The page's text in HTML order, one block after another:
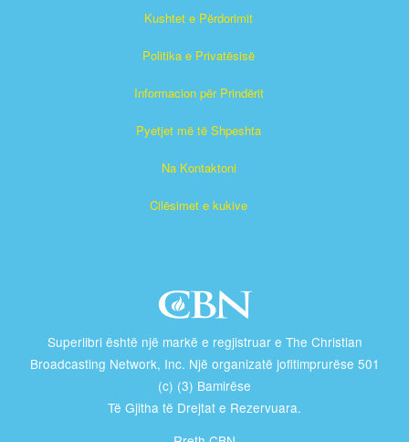
Kushtet e Përdorimit
Politika e Privatësisë
Informacion për Prindërit
Pyetjet më të Shpeshta
Na Kontaktoni
Cilësimet e kukive
Superlibri është një markë e regjistruar e The Christian
Broadcasting Network, Inc. Një organizatë jofitimprurëse 501
(c) (3) Bamirëse
Të Gjitha të Drejtat e Rezervuara.